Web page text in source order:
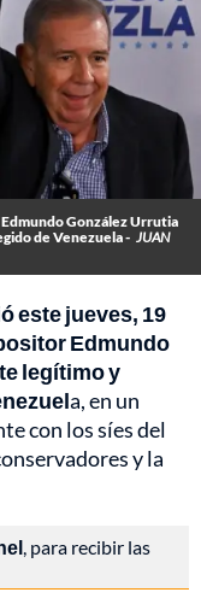
González Urrutia
de Venezuela - JUAN
este jueves, 19
Edmundo
legítimo y
a, en un
con los síes del
y la
, para recibir las